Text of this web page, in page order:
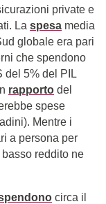
private e
La spesa media
globale era pari
che spendono
del 5% del PIL
rapporto del
spese
Mentre i
a persona per
basso reddito ne
circa il